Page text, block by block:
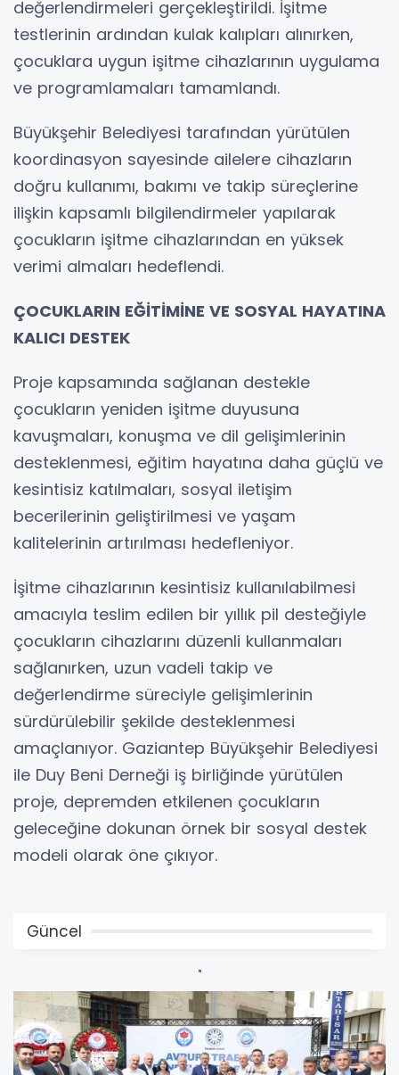
değerlendirmeleri gerçekleştirildi. İşitme
testlerinin ardından kulak kalıpları alınırken,
çocuklara uygun işitme cihazlarının uygulama
ve programlamaları tamamlandı.
Büyükşehir Belediyesi tarafından yürütülen
koordinasyon sayesinde ailelere cihazların
doğru kullanımı, bakımı ve takip süreçlerine
ilişkin kapsamlı bilgilendirmeler yapılarak
çocukların işitme cihazlarından en yüksek
verimi almaları hedeflendi.
ÇOCUKLARIN EĞİTİMİNE VE SOSYAL HAYATINA
KALICI DESTEK
Proje kapsamında sağlanan destekle
çocukların yeniden işitme duyusuna
kavuşmaları, konuşma ve dil gelişimlerinin
desteklenmesi, eğitim hayatına daha güçlü ve
kesintisiz katılmaları, sosyal iletişim
becerilerinin geliştirilmesi ve yaşam
kalitelerinin artırılması hedefleniyor.
İşitme cihazlarının kesintisiz kullanılabilmesi
amacıyla teslim edilen bir yıllık pil desteğiyle
çocukların cihazlarını düzenli kullanmaları
sağlanırken, uzun vadeli takip ve
değerlendirme süreciyle gelişimlerinin
sürdürülebilir şekilde desteklenmesi
amaçlanıyor. Gaziantep Büyükşehir Belediyesi
ile Duy Beni Derneği iş birliğinde yürütülen
proje, depremden etkilenen çocukların
geleceğine dokunan örnek bir sosyal destek
modeli olarak öne çıkıyor.
Güncel